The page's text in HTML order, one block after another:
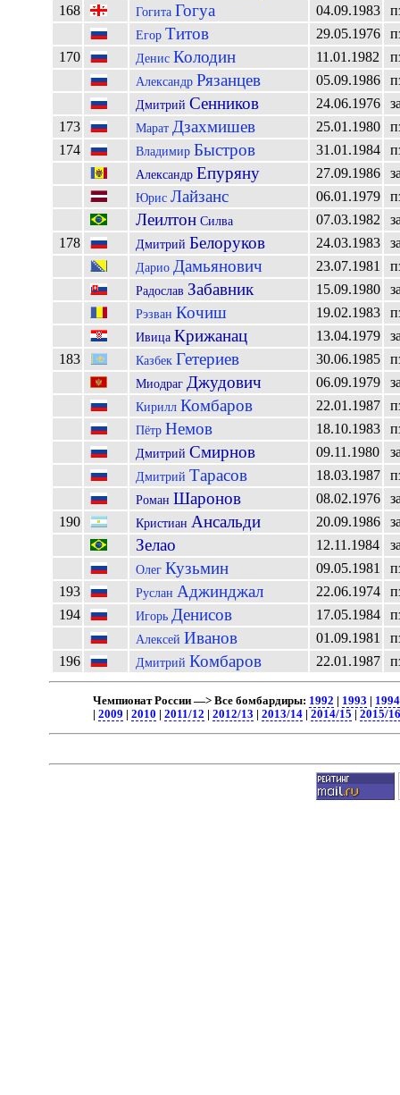
168
Гогита Гогуа 04.09.1983
ЕгорТитов 29.05.1976
170
Денис Колодин 11.01.1982
Александр Рязанцев 05.09.1986
ДмитрийСенников 24.06.1976
173
Марат Дзахмишев 25.01.1980
174
Владимир Быстров 31.01.1984
Александр Епуряну 27.09.1986
ЮрисЛайзанс 06.01.1979
Леилтон Силва 07.03.1982
178
Дмитрий Белоруков 24.03.1983
Дарио Дамьянович 23.07.1981
Радослав Забавник 15.09.1980
Рэзван Кочиш 19.02.1983
Ивица Крижанац 13.04.1979
183
Казбек Гетериев 30.06.1985
Миодраг Джудович 06.09.1979
Кирилл Комбаров 22.01.1987
Пётр Немов 18.10.1983
ДмитрийСмирнов 09.11.1980
ДмитрийТарасов 18.03.1987
Роман Шаронов 08.02.1976
190
Кристиан Ансальди 20.09.1986
Зелао 12.11.1984
Олег Кузьмин 09.05.1981
193
Руслан Аджинджал 22.06.1974
194
Игорь Денисов 17.05.1984
Алексей Иванов 01.09.1981
196
Дмитрий Комбаров 22.01.1987
Чемпионат России —> Все бомбардиры: 1992 | 1993 | 1994
|2009 |2010 |2011/12 |2012/13 |2013/14 |2014/15 |2015/